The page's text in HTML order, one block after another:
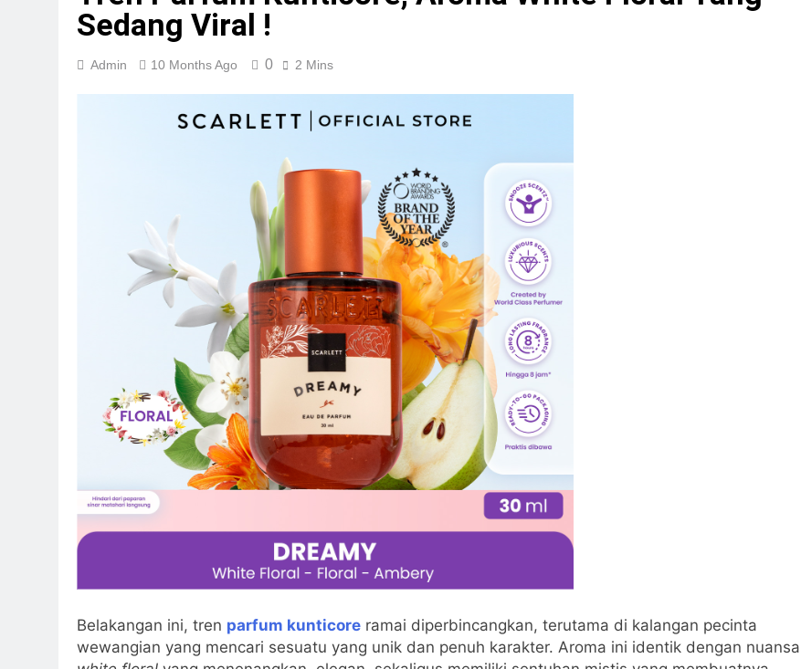
Sedang Viral !
Admin 10 Months Ago 0 2 Mins
Belakangan ini, tren parfum kunticore ramai diperbincangkan, terutama di kalangan pecinta
wewangian yang mencari sesuatu yang unik dan penuh karakter. Aroma ini identik dengan nuansa